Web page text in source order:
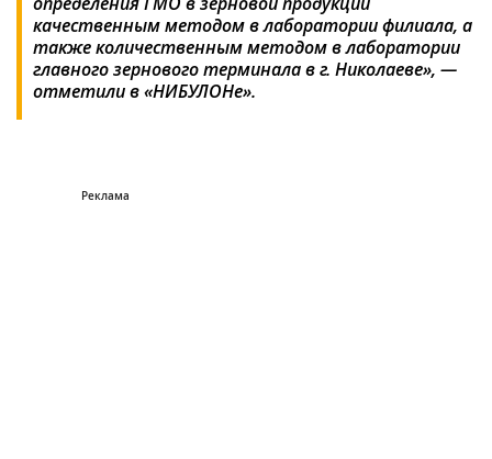
качественным методом в лаборатории филиала, а
также количественным методом в лаборатории
главного зернового терминала в г. Николаеве», —
отметили в «НИБУЛОНе».